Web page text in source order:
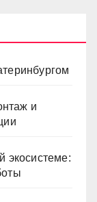
и
экосистеме: